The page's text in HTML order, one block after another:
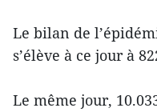
Le bilan de
s’élève à ce jour à
Le même jour,